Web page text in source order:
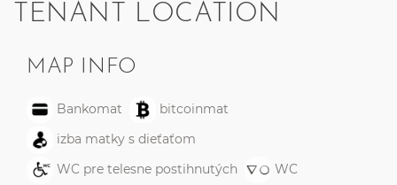
TENANT LOCATION
MAP INFO
Bankomat
bitcoinmat
izba matky s dieťaťom
WC pre telesne postihnutých
WC